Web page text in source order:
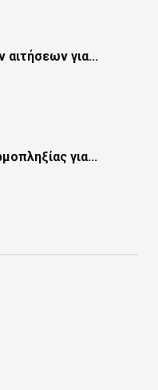
αιτήσεων για...
για...